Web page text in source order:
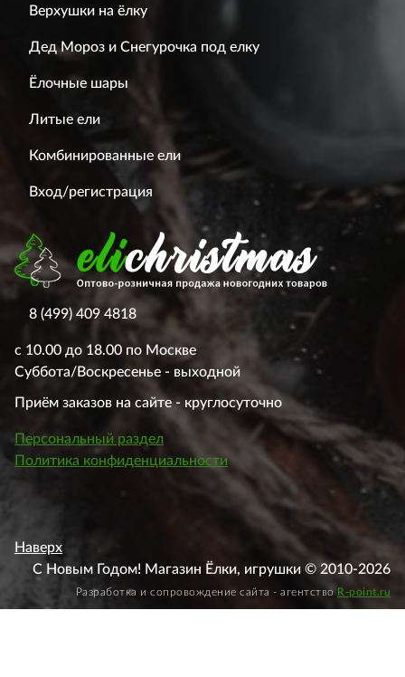
Верхушки на ёлку
Дед Мороз и Снегурочка под елку
Ёлочные шары
Литые ели
Комбинированные ели
Вход/регистрация
8 (499) 409 4818
с 10.00 до 18.00 по Москве
Суббота/Воскресенье - выходной
Приём заказов на сайте - круглосуточно
Персональный раздел
Политика конфиденциальности
Наверх
С Новым Годом! Магазин Ёлки, игрушки © 2010-2026
Разработка и сопровождение сайта - агентство R-point.ru